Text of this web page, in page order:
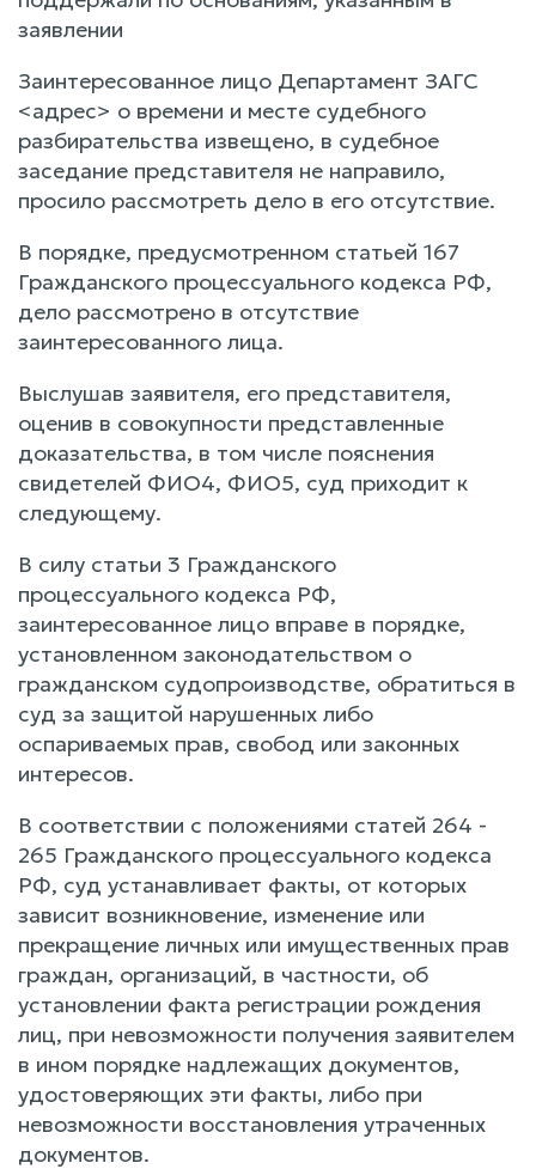
заявлении
Заинтересованное лицо Департамент ЗАГС
<адрес> о времени и месте судебного
разбирательства извещено, в судебное
заседание представителя не направило,
просило рассмотреть дело в его отсутствие.
В порядке, предусмотренном статьей 167
Гражданского процессуального кодекса РФ,
дело рассмотрено в отсутствие
заинтересованного лица.
Выслушав заявителя, его представителя,
оценив в совокупности представленные
доказательства, в том числе пояснения
свидетелей ФИО4, ФИО5, суд приходит к
следующему.
В силу статьи 3 Гражданского
процессуального кодекса РФ,
заинтересованное лицо вправе в порядке,
установленном законодательством о
гражданском судопроизводстве, обратиться в
суд за защитой нарушенных либо
оспариваемых прав, свобод или законных
интересов.
В соответствии с положениями статей 264 -
265 Гражданского процессуального кодекса
РФ, суд устанавливает факты, от которых
зависит возникновение, изменение или
прекращение личных или имущественных прав
граждан, организаций, в частности, об
установлении факта регистрации рождения
лиц, при невозможности получения заявителем
в ином порядке надлежащих документов,
удостоверяющих эти факты, либо при
невозможности восстановления утраченных
документов.